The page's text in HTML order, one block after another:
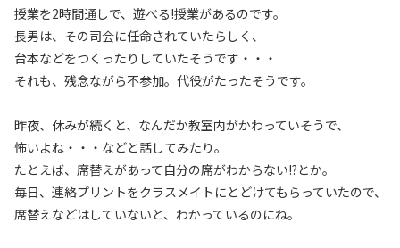
授業を2時間通しで、遊べる!授業があるのです。
長男は、その司会に任命されていたらしく、
台本などをつくったりしていたそうです・・・
それも、残念ながら不参加。代役がたったそうです。
昨夜、休みが続くと、なんだか教室内がかわっていそうで、
怖いよね・・・などと話してみたり。
たとえば、席替えがあって自分の席がわからない!?とか。
毎日、連絡プリントをクラスメイトにとどけてもらっていたので、
席替えなどはしていないと、わかっているのにね。